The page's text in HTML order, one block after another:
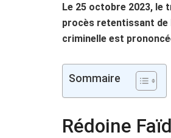
Le 25 octobre 2023, le
procès retentissant de
criminelle est
Sommaire
Rédoine